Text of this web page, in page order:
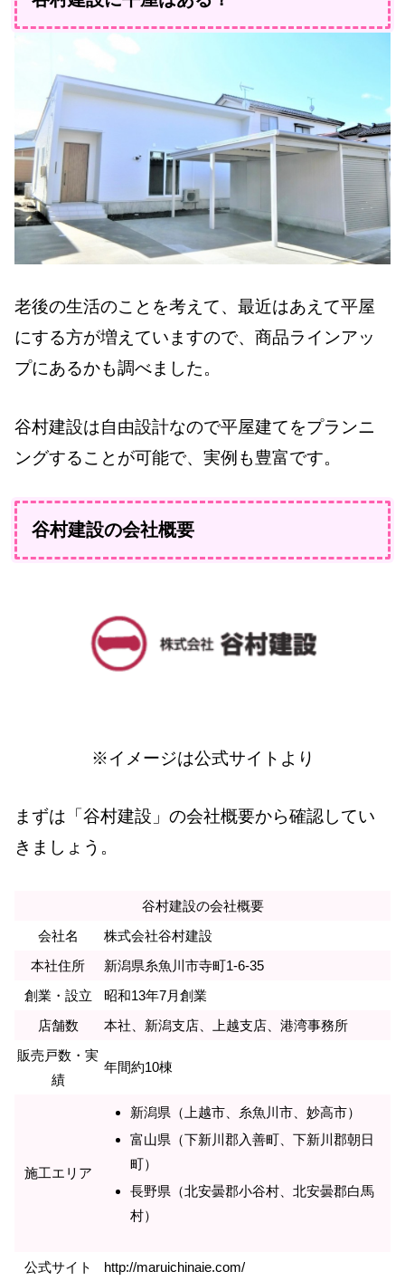
老後の生活のことを考えて、最近はあえて平屋
にする方が増えていますので、商品ラインアッ
プにあるかも調べました。
谷村建設は自由設計なので平屋建てをプランニ
ングすることが可能で、実例も豊富です。
谷村建設の会社概要
※イメージは公式サイトより
まずは「谷村建設」の会社概要から確認してい
きましょう。
谷村建設の会社概要
会社名
株式会社谷村建設
本社住所
新潟県糸魚川市寺町1-6-35
創業・設立
昭和13年7月創業
店舗数
本社、新潟支店、上越支店、港湾事務所
販売戸数・実
績
年間約10棟
施工エリア
新潟県（上越市、糸魚川市、妙高市）
富山県（下新川郡入善町、下新川郡朝日
町）
長野県（北安曇郡小谷村、北安曇郡白馬
村）
公式サイト
http://maruichinaie.com/